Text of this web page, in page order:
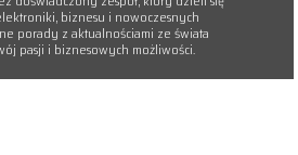
biznesu i nowoczesnych
porady z aktualnościami ze świata
pasji i biznesowych możliwości.